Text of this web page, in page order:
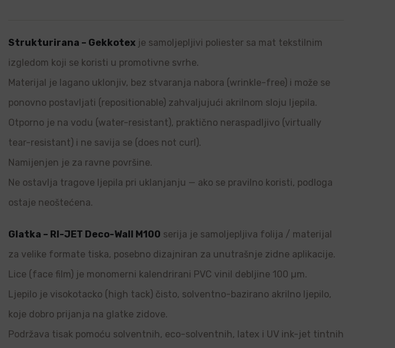
Strukturirana – Gekkotex je samoljepljivi poliester sa mat tekstilnim
izgledom koji se koristi u promotivne svrhe.
Materijal je lagano uklonjiv, bez stvaranja nabora (wrinkle-free) i može se
ponovno postavljati (repositionable) zahvaljujući akrilnom sloju ljepila.
Otporno je na vodu (water-resistant), praktično neraspadljivo (virtually
tear-resistant) i ne savija se (does not curl).
Namijenjen je za ravne površine.
Ne ostavlja tragove ljepila pri uklanjanju — ako se pravilno koristi, podloga
ostaje neoštećena.
Glatka – RI-JET Deco-Wall M100 serija je samoljepljiva folija / materijal
za velike formate tiska, posebno dizajniran za unutrašnje zidne aplikacije.
Lice (face film) je monomerni kalendrirani PVC vinil debljine 100 µm.
Ljepilo je visokotacko (high tack) čisto, solventno-bazirano akrilno ljepilo,
koje dobro prijanja na glatke zidove.
Podržava tisak pomoću solventnih, eco-solventnih, latex i UV ink-jet tintnih